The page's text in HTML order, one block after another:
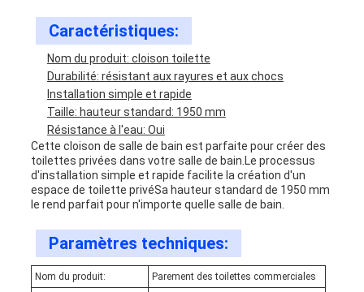
Caractéristiques:
Nom du produit: cloison toilette
Durabilité: résistant aux rayures et aux chocs
Installation simple et rapide
Taille: hauteur standard: 1950 mm
Résistance à l'eau: Oui
Cette cloison de salle de bain est parfaite pour créer des
toilettes privées dans votre salle de bain.Le processus
d'installation simple et rapide facilite la création d'un
espace de toilette privéSa hauteur standard de 1950 mm
le rend parfait pour n'importe quelle salle de bain.
Paramètres techniques:
Nom du produit:
Parement des toilettes commerciales